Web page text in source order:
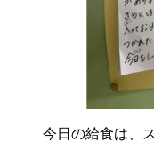
今日の給食は、